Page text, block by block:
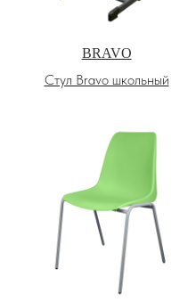
BRAVO
Стул Bravo школьный